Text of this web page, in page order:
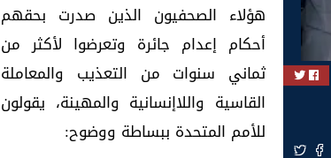
هؤلاء الصحفيون الذين صدرت بحقهم
أحكام إعدام جائرة وتعرضوا لأكثر من
ثماني سنوات من التعذيب والمعاملة
القاسية واللاإنسانية والمهينة، يقولون
للأمم المتحدة ببساطة ووضوح: